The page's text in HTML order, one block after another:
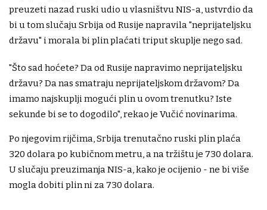
preuzeti nazad ruski udio u vlasništvu NIS-a, ustvrdio da
bi u tom slučaju Srbija od Rusije napravila "neprijateljsku
državu" i morala bi plin plaćati triput skuplje nego sad.
"Što sad hoćete? Da od Rusije napravimo neprijateljsku
državu? Da nas smatraju neprijateljskom državom? Da
imamo najskuplji mogući plin u ovom trenutku? Iste
sekunde bi se to dogodilo", rekao je Vučić novinarima.
Po njegovim rijčima, Srbija trenutačno ruski plin plaća
320 dolara po kubičnom metru, a na tržištu je 730 dolara.
U slučaju preuzimanja NIS-a, kako je ocijenio - ne bi više
mogla dobiti plin ni za 730 dolara.